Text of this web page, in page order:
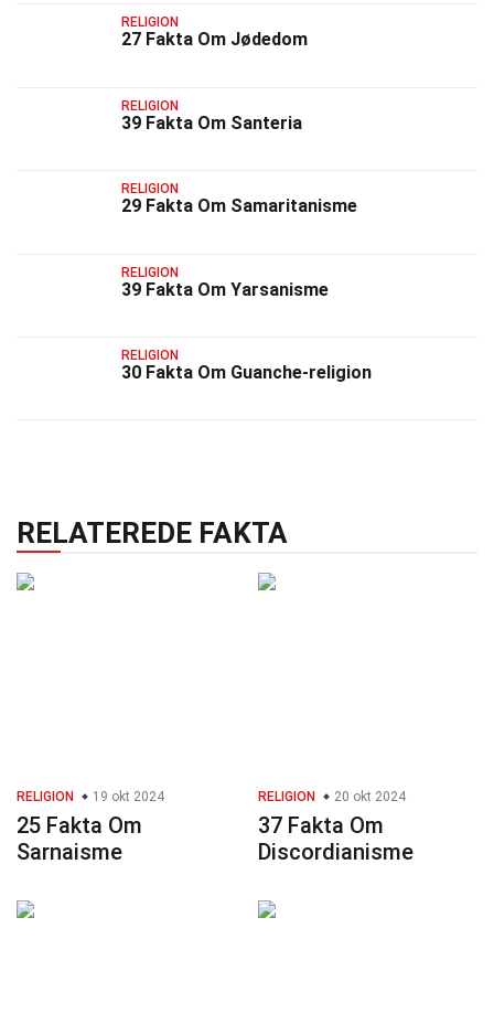
RELIGION
27 Fakta Om Jødedom
RELIGION
39 Fakta Om Santeria
RELIGION
29 Fakta Om Samaritanisme
RELIGION
39 Fakta Om Yarsanisme
RELIGION
30 Fakta Om Guanche-religion
RELATEREDE FAKTA
RELIGION 19 okt 2024
25 Fakta Om
Sarnaisme
RELIGION 20 okt 2024
37 Fakta Om
Discordianisme